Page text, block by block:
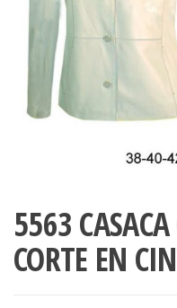
5563 CASACA
CORTE EN